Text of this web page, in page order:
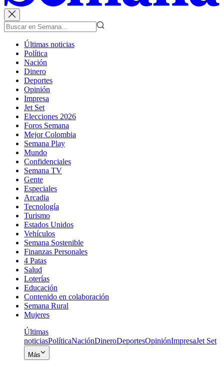
Últimas noticias
Política
Nación
Dinero
Deportes
Opinión
Impresa
Jet Set
Elecciones 2026
Foros Semana
Mejor Colombia
Semana Play
Mundo
Confidenciales
Semana TV
Gente
Especiales
Arcadia
Tecnología
Turismo
Estados Unidos
Vehículos
Semana Sostenible
Finanzas Personales
4 Patas
Salud
Loterías
Educación
Contenido en colaboración
Semana Rural
Mujeres
Últimas
noticiasPolíticaNaciónDineroDeportesOpiniónImpresaJet Set
Más